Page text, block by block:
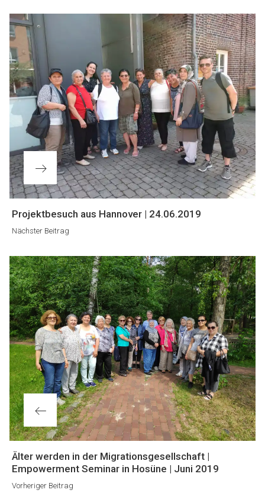
Nächster
Beitrag
Projektbesuch aus Hannover | 24.06.2019
Nächster Beitrag
Vorheriger
Beitrag
Älter werden in der Migrationsgesellschaft |
Empowerment Seminar in Hosüne | Juni 2019
Vorheriger Beitrag